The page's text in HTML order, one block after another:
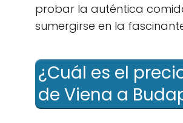
probar la auténtica
sumergirse en la
¿Cuál es el
de Viena a